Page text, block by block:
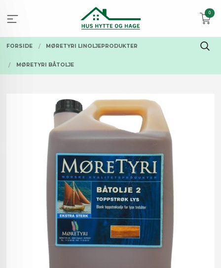
innholdet
0
FORSIDE MØRETYRI LINOLJEPRODUKTER
MØRETYRI BÅTOLJE